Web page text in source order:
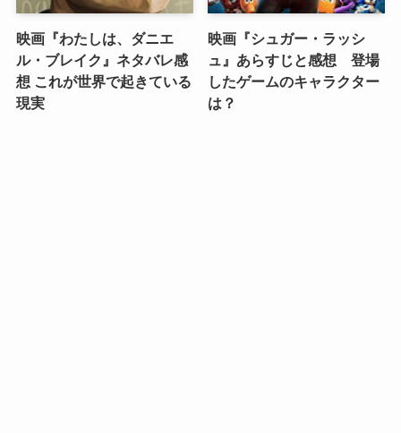
映画『わたしは、ダニエ
ル・ブレイク』ネタバレ感
想 これが世界で起きている
現実
映画『シュガー・ラッシ
ュ』あらすじと感想 登場
したゲームのキャラクター
は？